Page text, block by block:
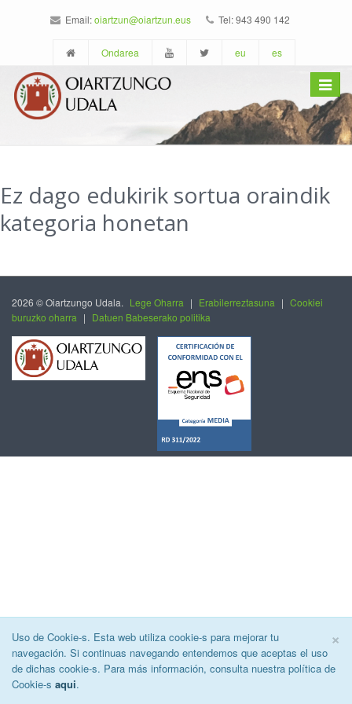
×
Uso de Cookie-s. Esta web utiliza cookie-s para mejorar tu
navegación. Si continuas navegando entendemos que aceptas el uso
de dichas cookie-s. Para más información, consulta nuestra política de
Cookie-s aqui.
Email:oiartzun@oiartzun.eus Tel: 943 490 142
Ondarea eu es
Toggle
Ez dago edukirik sortua oraindik
kategoria honetan
2026 © Oiartzungo Udala. Lege Oharra | Erabilerreztasuna | Cookiei
buruzko oharra | Datuen Babeserako politika